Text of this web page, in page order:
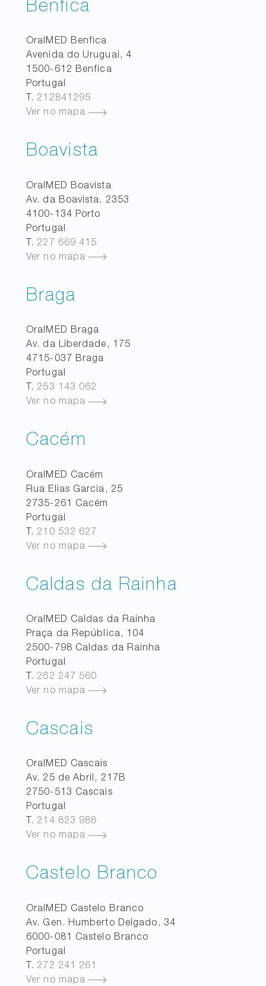
Benfica
OralMED Benfica
Avenida do Uruguai, 4
1500-612 Benfica
Portugal
T. 212841295
Ver no mapa
Boavista
OralMED Boavista
Av. da Boavista, 2353
4100-134 Porto
Portugal
T. 227 669 415
Ver no mapa
Braga
OralMED Braga
Av. da Liberdade, 175
4715-037 Braga
Portugal
T. 253 143 062
Ver no mapa
Cacém
OralMED Cacém
Rua Elias Garcia, 25
2735-261
Cacém
Portugal
T. 210 532 627
Ver no mapa
Caldas da Rainha
OralMED Caldas da Rainha
Praça da República, 104
2500-798 Caldas da Rainha
Portugal
T. 262 247 560
Ver no mapa
Cascais
OralMED Cascais
Av. 25 de Abril, 217B
2750-513 Cascais
Portugal
T. 214 823 988
Ver no mapa
Castelo Branco
OralMED Castelo Branco
Av. Gen. Humberto Delgado, 34
6000-081
Castelo Branco
Portugal
T. 272 241 261
Ver no mapa